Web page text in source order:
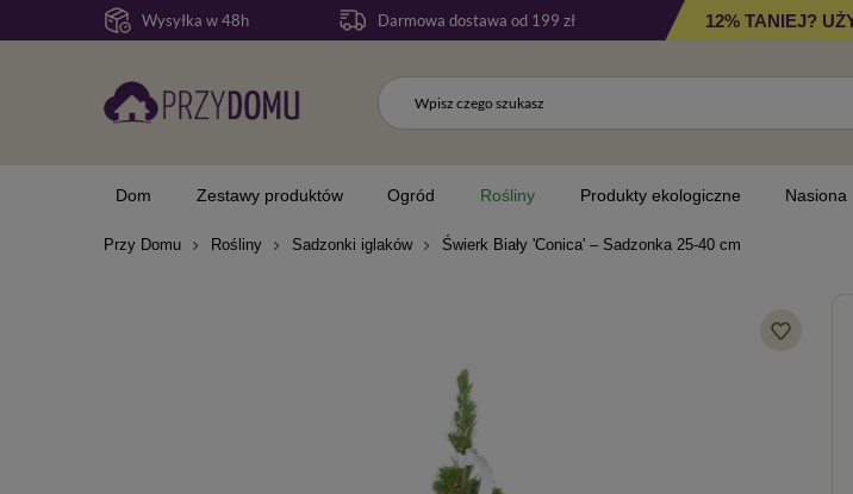
Wysyłka w 48h Darmowa dostawa od 199 zł 12% TANIEJ?
Dom Zestawy produktów Ogród Rośliny Produkty ekologiczne Nasiona
Przy Domu Rośliny Sadzonki iglaków Świerk Biały 'Conica' – Sadzonka 25-40 cm